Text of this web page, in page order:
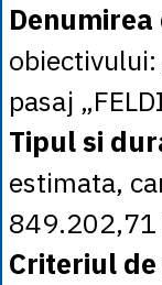
obiectivului:
pasaj
Tipul si
estimata,
849.202,71
Criteriul